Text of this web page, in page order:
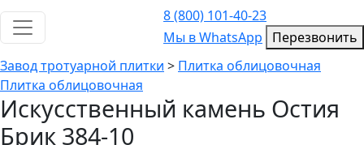
Toggle navigation
8 (800) 101-40-23
Мы в WhatsApp
Мы в WhatsApp
Перезвонить
Завод тротуарной плитки > Плитка облицовочная
Плитка облицовочная
Искусственный камень Остия
Брик 384-10